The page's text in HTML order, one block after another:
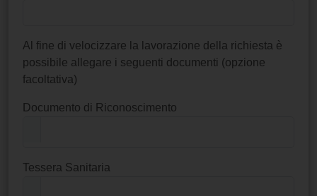
Al fine di velocizzare la lavorazione della richiesta è
possibile allegare i seguenti documenti (opzione
facoltativa)
Documento di Riconoscimento
Tessera Sanitaria